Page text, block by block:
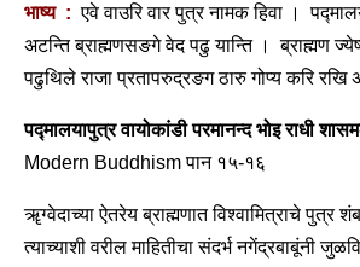
भाष्य : एवे वाउरि वार पुत्र नामक हिवा ।
अटन्ति ब्राह्मणसङगे वेद पढु यान्ति । ब्राह्मण
पढुथिले राजा प्रतापरुद्रङग ठारु गोप्य करि रखि
पद्मालयापुत्र वायोकांडी परमानन्द भोइ राधी
Modern Buddhism पान १५-१६
ॠग्वेदाच्या ऐतरेय ब्राह्मणात विश्वामित्राचे
त्याच्याशी वरील माहितीचा संदर्भ नगेंद्रबाबूंनी